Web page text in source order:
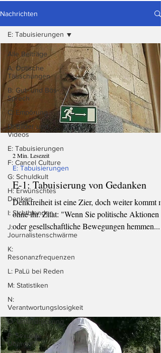
Nachrichten
Alle Beiträge
A: Optische
Täuschungen
B: Gut- und Bös-
Sprech
C: Empörung
D: Bilder und
Videos
E: Tabuisierungen
F: Cancel Culture
G: Schuldkult
H: Erwünschtes
Denken
I: Sichtblenden
J:
Journalistenschwärme
K:
Resonanzfrequenzen
L: PaLü bei Reden
M: Statistiken
N:
Verantwortungslosigkeit
O: Unterdrückung
P: Sexuelle
Übergriffe
E: Tabuisierungen
E-1: Tabuisierung von Gedanken
Denkfreiheit ist eine Zier, doch weiter kommt
ohne ihr. Zitat: "Wenn Sie politische Aktionen
oder gesellschaftliche Bewegungen hemmen...
E: Tabuisierungen
2 Min. Lesezeit